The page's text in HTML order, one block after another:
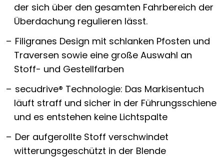
der sich über den gesamten Fahrbereich der
Überdachung regulieren lässt.
Filigranes Design mit schlanken Pfosten und
Traversen sowie eine große Auswahl an
Stoff- und Gestellfarben
secudrive® Technologie: Das Markisentuch
läuft straff und sicher in der Führungsschiene
und es entstehen keine Lichtspalte
Der aufgerollte Stoff verschwindet
witterungsgeschützt in der Blende